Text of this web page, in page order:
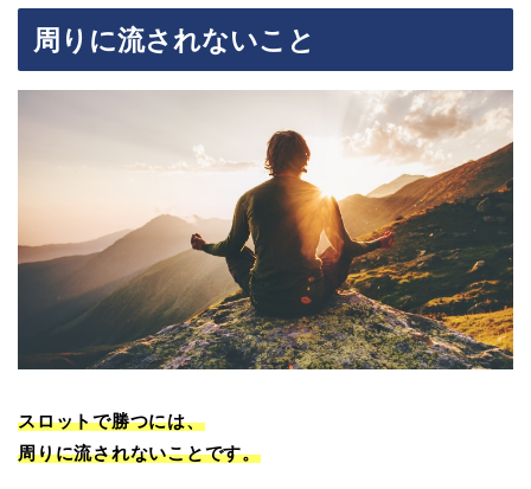
周りに流されないこと
スロットで勝つには、
周りに流されないことです。